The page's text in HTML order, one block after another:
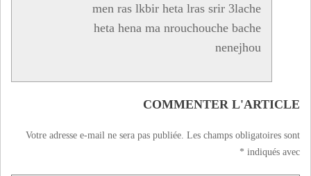
men ras lkbir heta lras srir 3lache
heta hena ma nrouchouche bache
nenejhou
COMMENTER L'ARTICLE
Votre adresse e-mail ne sera pas publiée. Les champs obligatoires sont
indiqués avec
*